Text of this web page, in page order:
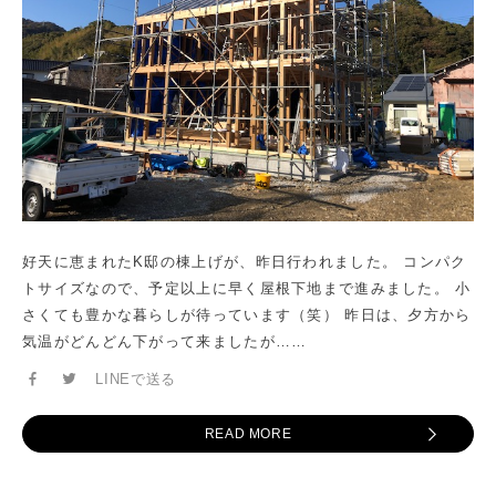
好天に恵まれたK邸の棟上げが、昨日行われました。 コンパク
トサイズなので、予定以上に早く屋根下地まで進みました。 小
さくても豊かな暮らしが待っています（笑） 昨日は、夕方から
気温がどんどん下がって来ましたが……
LINEで送る
READ MORE